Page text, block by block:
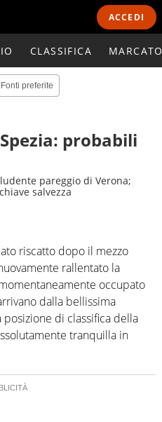
ACCEDI
CLASSIFICA
Fonti preferite
probabili
pareggio di Verona;
salvezza
riscatto dopo il mezzo
rallentato la
occupato
dalla bellissima
di classifica della
tranquilla in